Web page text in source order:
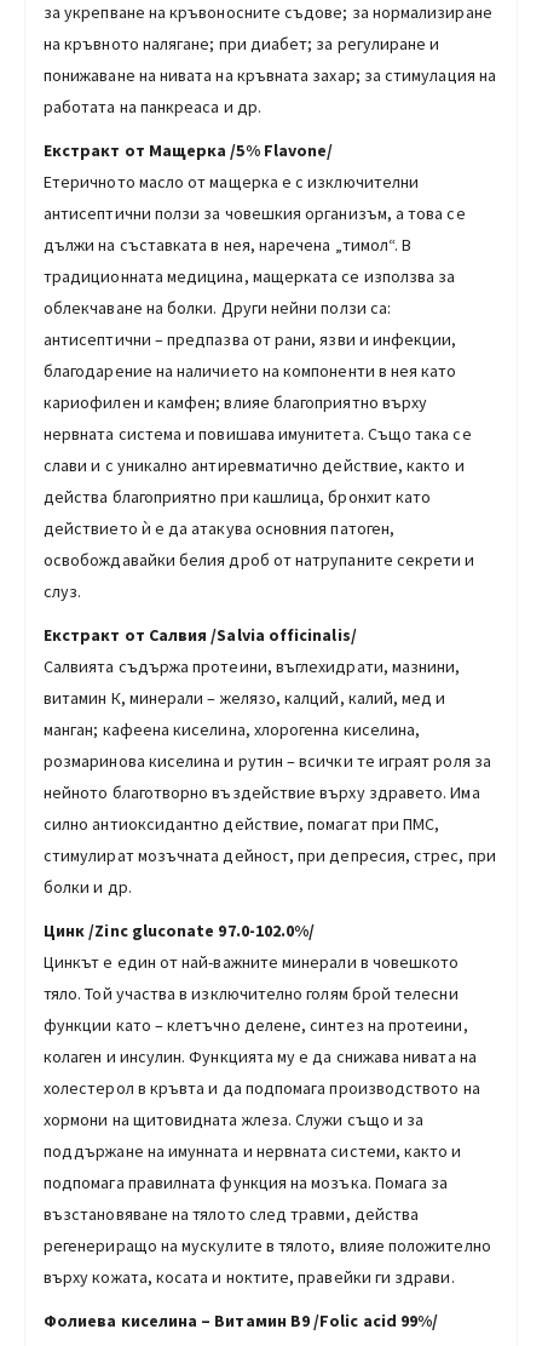
за укрепване на кръвоносните съдове; за нормализиране
на кръвното налягане; при диабет; за регулиране и
понижаване на нивата на кръвната захар; за стимулация на
работата на панкреаса и др.
Екстракт от Мащерка /5% Flavonе/
Етеричното масло от мащерка е с изключителни
антисептични ползи за човешкия организъм, а това се
дължи на съставката в нея, наречена „тимол“. В
традиционната медицина, мащерката се използва за
облекчаване на болки. Други нейни ползи са:
антисептични – предпазва от рани, язви и инфекции,
благодарение на наличието на компоненти в нея като
кариофилен и камфен; влияе благоприятно върху
нервната система и повишава имунитета. Също така се
слави и с уникално антиревматично действие, както и
действа благоприятно при кашлица, бронхит като
действието ѝ е да атакува основния патоген,
освобождавайки белия дроб от натрупаните секрети и
слуз.
Екстракт от Салвия /Salvia officinalis/
Салвията съдържа протеини, въглехидрати, мазнини,
витамин К, минерали – желязо, калций, калий, мед и
манган; кафеена киселина, хлорогенна киселина,
розмаринова киселина и рутин – всички те играят роля за
нейното благотворно въздействие върху здравето. Има
силно антиоксидантно действие, помагат при ПМС,
стимулират мозъчната дейност, при депресия, стрес, при
болки и др.
Цинк /Zinc gluconate 97.0-102.0%/
Цинкът е един от най-важните минерали в човешкото
тяло. Той участва в изключително голям брой телесни
функции като – клетъчно делене, синтез на протеини,
колаген и инсулин. Функцията му е да снижава нивата на
холестерол в кръвта и да подпомага производството на
хормони на щитовидната жлеза. Служи също и за
поддържане на имунната и нервната системи, както и
подпомага правилната функция на мозъка. Помага за
възстановяване на тялото след травми, действа
регенериращо на мускулите в тялото, влияе положително
върху кожата, косата и ноктите, правейки ги здрави.
Фолиева киселина – Витамин B9 /Folic acid 99%/